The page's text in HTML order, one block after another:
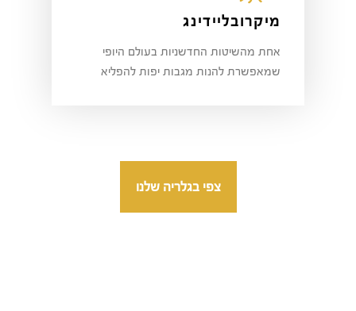
מיקרובליידינג
אחת מהשיטות החדשניות בעולם היופי
שמאפשרת להנות מגבות יפות להפליא
צפי בגלריה שלנו